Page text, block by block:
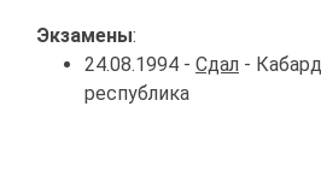
Экзамены:
24.08.1994 - Сдал -
республика